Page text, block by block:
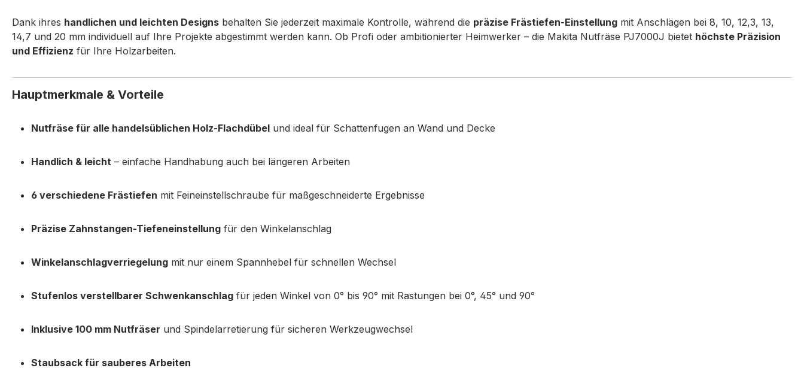
Dank ihres handlichen und leichten Designs behalten Sie jederzeit maximale Kontrolle, während die präzise Frästiefen-Einstellung mit Anschlägen bei 8, 10, 12,3, 13,
14,7 und 20 mm individuell auf Ihre Projekte abgestimmt werden kann. Ob Profi oder ambitionierter Heimwerker – die Makita Nutfräse PJ7000J bietet höchste Präzision
und Effizienz für Ihre Holzarbeiten.
Hauptmerkmale & Vorteile
Nutfräse für alle handelsüblichen Holz-Flachdübel und ideal für Schattenfugen an Wand und Decke
Handlich & leicht – einfache Handhabung auch bei längeren Arbeiten
6 verschiedene Frästiefen mit Feineinstellschraube für maßgeschneiderte Ergebnisse
Präzise Zahnstangen-Tiefeneinstellung für den Winkelanschlag
Winkelanschlagverriegelung mit nur einem Spannhebel für schnellen Wechsel
Stufenlos verstellbarer Schwenkanschlag für jeden Winkel von 0° bis 90° mit Rastungen bei 0°, 45° und 90°
Inklusive 100 mm Nutfräser und Spindelarretierung für sicheren Werkzeugwechsel
Staubsack für sauberes Arbeiten